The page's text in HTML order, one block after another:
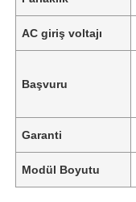
AC giriş voltajı
Başvuru
Garanti
Modül Boyutu